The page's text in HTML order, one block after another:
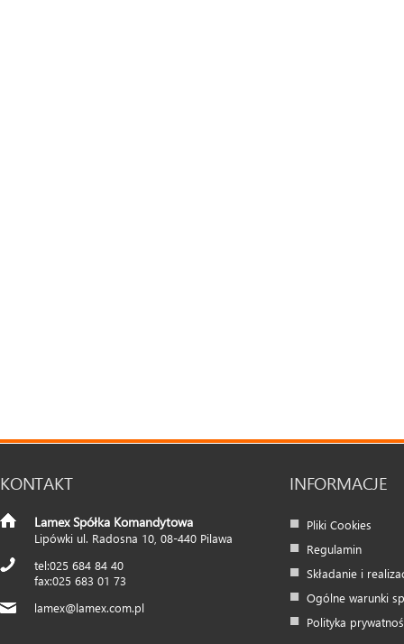
KONTAKT
Lamex Spółka Komandytowa
Lipówki ul. Radosna 10 08-440 Pilawa
025 684 84 40
025 683 01 73
lamex@lamex.com.pl
INFORMACJE
Pliki Cookies
Regulamin
Składanie i
Ogólne warunki
Polityka